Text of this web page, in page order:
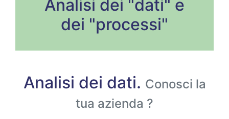
Analisi dei "dati" e
dei "processi"
Analisi dei dati. Conosci la
tua azienda ?